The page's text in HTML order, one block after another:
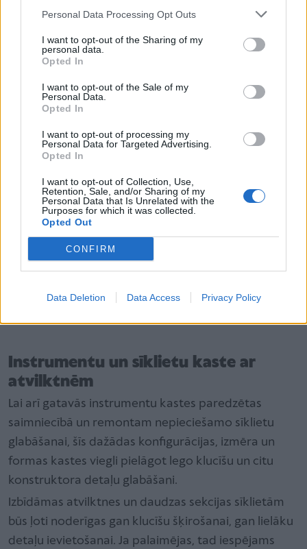
Personal Data Processing Opt Outs
I want to opt-out of the Sharing of my
personal data.
Opted In
I want to opt-out of the Sale of my
Personal Data.
Opted In
I want to opt-out of processing my
Personal Data for Targeted Advertising.
Opted In
I want to opt-out of Collection, Use,
Retention, Sale, and/or Sharing of my
Personal Data that Is Unrelated with the
Purposes for which it was collected.
Opted Out
CONFIRM
Data Deletion Data Access Privacy Policy
palīdzību paklājiņam piedot maisa formu. Tam ir arī
rokturi, lai varētu piekārt pie sienas.
glabātava
tikai siltam pledam vai mīkstām rotaļļietām. Ja
“legomānija” ir tikai sākuma posmā, tad pufs lieti
noderēs arī lego klucīšu glabāšanai.
Auduma grozs vai soma rotaļlietām
Ietilpīga mīksta mēbeļu auduma vai filca soma groza
formā būs piemērota rotaļlietu, DUPLO klucīšu,
to var ātri salocīt, kā arī telpā neaizņem daudz vietas
Instrumentu un sīklietu kaste ar
atvilktnēm
Lai arī gatavās instrumentu kastes paredzētas
saimniecībā un remontam nepieciešamo sīklietu
glabāšanai, šīs dažādas konfigurācijas, izmēra un
formas kastes viegli pielāgot lego klucīšu un citu
konstruktora detaļu glabāšani.
Izbīdāmas atvilktnes un daudzas sekcijas sīklietām
būs ļoti noderīgas gan klucīšu šķirošanai, gan lielāku
detaļu ievietošanai. Ja palaimējas, tad iespējams